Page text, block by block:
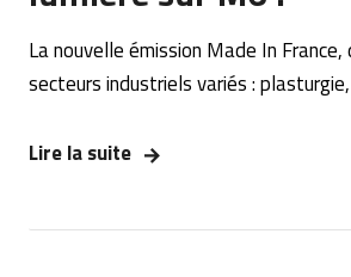
La nouvelle émission Made In
secteurs industriels variés :
Lire la suite